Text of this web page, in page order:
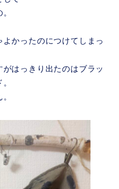
かったのにつけてしまっ
はっきり出たのはブラッ